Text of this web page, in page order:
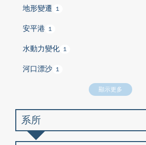
地形變遷 1
安平港 1
水動力變化 1
河口漂沙 1
顯示更多
系所